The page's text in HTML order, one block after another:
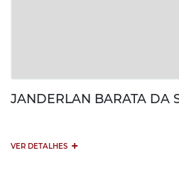
JANDERLAN BARATA DA
VER DETALHES +